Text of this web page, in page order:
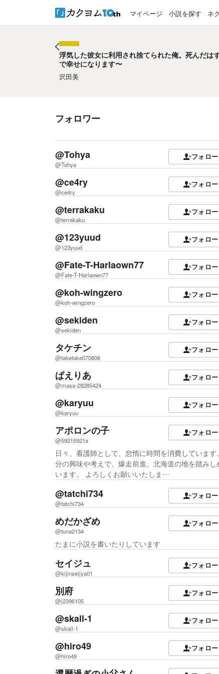
マイページ 小説を探す ネ
で幸せになります〜
浮気した彼女に利用され捨てられた俺。死んだは
で幸せになります〜
沢田美
フォロワー
@Tohya
@Tohya
フォロー
@ce4ry
@ce4ry
フォロー
@terrakaku
@terrakaku
フォロー
@123yuud
@123yuud
フォロー
@Fate-T-Harlaown77
@Fate-T-Harlaown77
フォロー
@koh-wingzero
@koh-wingzero
フォロー
@sekiden
@sekiden
フォロー
タケチン
@taketake070806
フォロー
ぱえりあ
@masa-28285424
フォロー
@karyuu
@karyuu
フォロー
アポロンの子
@59215921a
フォロー
日々、看護師として、怠惰に時間を消費しています
分の興味や考えで、爆走前進。北海道の地を踏みし
います。 よろしくお願いいたしま…
@tatchi734
@tatchi734
フォロー
めだかざめ
@tuna2134
フォロー
たまに小説を書いたりしています
セイジュ
@kijinseijya01
フォロー
別府
@j2396105
フォロー
@skall-1
@skall-1
フォロー
@hiro49
@hiro49
フォロー